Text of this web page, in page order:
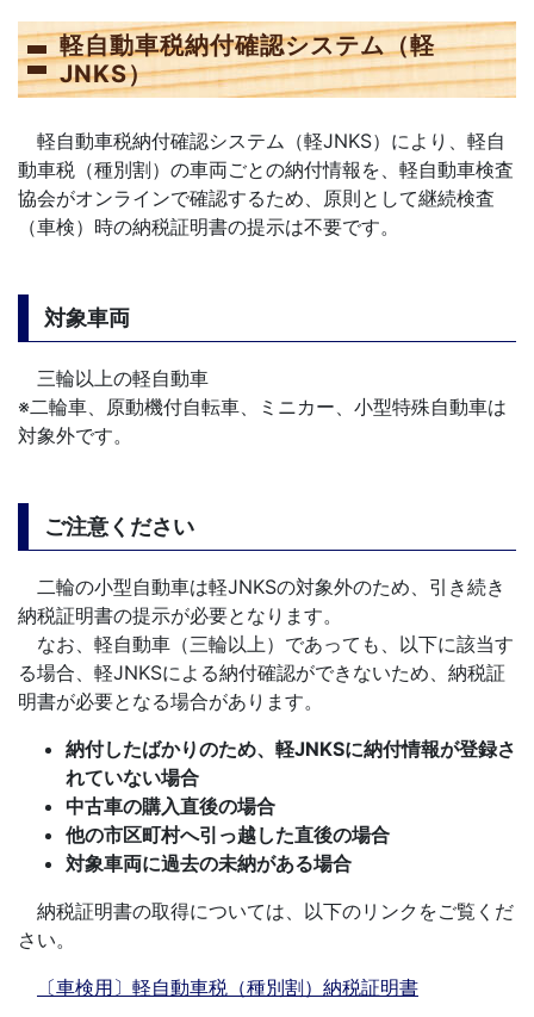
軽自動車税納付確認システム（軽
JNKS）
軽自動車税納付確認システム（軽JNKS）により、軽自
動車税（種別割）の車両ごとの納付情報を、軽自動車検査
協会がオンラインで確認するため、原則として継続検査
（車検）時の納税証明書の提示は不要です。
対象車両
三輪以上の軽自動車
※二輪車、原動機付自転車、ミニカー、小型特殊自動車は
対象外です。
ご注意ください
二輪の小型自動車は軽JNKSの対象外のため、引き続き
納税証明書の提示が必要となります。
なお、軽自動車（三輪以上）であっても、以下に該当す
る場合、軽JNKSによる納付確認ができないため、納税証
明書が必要となる場合があります。
納付したばかりのため、軽JNKSに納付情報が登録さ
れていない場合
中古車の購入直後の場合
他の市区町村へ引っ越した直後の場合
対象車両に過去の未納がある場合
納税証明書の取得については、以下のリンクをご覧くだ
さい。
〔車検用〕軽自動車税（種別割）納税証明書